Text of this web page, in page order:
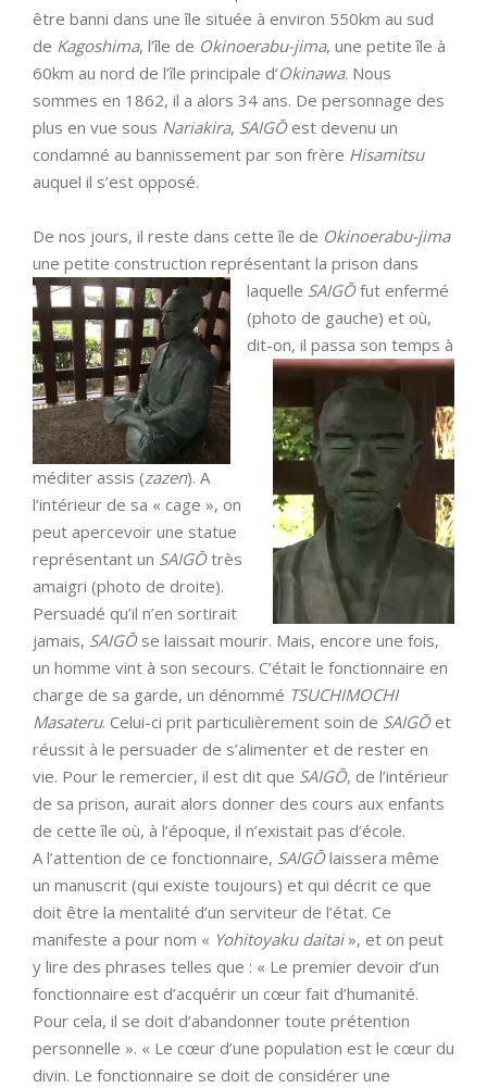
être banni dans une île située à environ 550km au sud
de Kagoshima, l’île de Okinoerabu-jima, une petite île à
60km au nord de l’île principale d’Okinawa. Nous
sommes en 1862, il a alors 34 ans. De personnage des
plus en vue sous Nariakira, SAIGŌest devenu un
condamné au bannissement par son frère Hisamitsu
auquel il s’est opposé.
De nos jours, il reste dans cette île de Okinoerabu-jima
une petite construction représentant la prison dans
laquelle SAIGŌfut enfermé
(photo de gauche) et où,
dit-on, il passa son temps à
méditer assis (zazen). A
l’intérieur de sa « cage », on
peut apercevoir une statue
représentant un SAIGŌtrès
amaigri (photo de droite).
Persuadé qu’il n’en sortirait
jamais, SAIGŌse laissait mourir. Mais, encore une fois,
un homme vint à son secours. C’était le fonctionnaire en
charge de sa garde, un dénommé TSUCHIMOCHI
Masateru. Celui-ci prit particulièrement soin de SAIGŌet
réussit à le persuader de s’alimenter et de rester en
vie. Pour le remercier, il est dit que SAIGŌ, de l’intérieur
de sa prison, aurait alors donner des cours aux enfants
de cette île où, à l’époque, il n’existait pas d’école.
A l’attention de ce fonctionnaire, SAIGŌlaissera même
un manuscrit (qui existe toujours) et qui décrit ce que
doit être la mentalité d’un serviteur de l’état. Ce
manifeste a pour nom « Yohitoyaku daitai», et on peut
y lire des phrases telles que : « Le premier devoir d’un
fonctionnaire est d’acquérir un cœur fait d’humanité.
Pour cela, il se doit d’abandonner toute prétention
personnelle ». « Le cœur d’une population est le cœur du
divin. Le fonctionnaire se doit de considérer une